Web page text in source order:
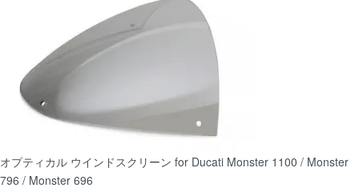
オプティカル ウインドスクリーン for Ducati Monster 1100 / Monster
796 / Monster 696